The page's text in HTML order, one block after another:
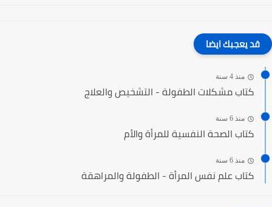
قد يعجبك ايضا
منذ 4 سنة
كتاب مشكلات الطفولة - التشخيص والعلاج
منذ 6 سنة
كتاب الصحة النفسية للمرأة والأم
منذ 6 سنة
كتاب علم نفس المرأة - الطفولة والمراهقة